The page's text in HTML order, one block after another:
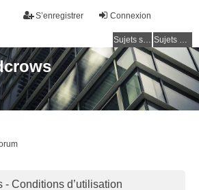
Connexion
S’enregistrer
Sujets sans réponse Sujets actifs
- Conditions d’utilisation